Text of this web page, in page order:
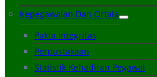
Kepegawaian Dan Ortala
Pakta Integritas
Perpustakaan
Statistik Kehadiran Pegawai